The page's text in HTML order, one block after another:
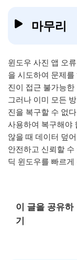
마무리
윈도우 사진 앱 오
을 시도하여 문제
진이 접근 불가능
그러나 이미 모든
진을 복구할 수 없
사용하여 복구해야
않을 때 데이터 덮
안전하고 신뢰할
딕 윈도우를 빠르
이 글을 공유하
기